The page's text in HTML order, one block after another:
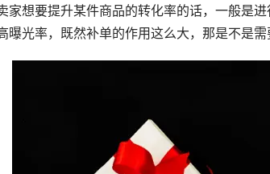
家想要提升某件商品的转化率的话，一般是
曝光率，既然补单的作用这么大，那是不是